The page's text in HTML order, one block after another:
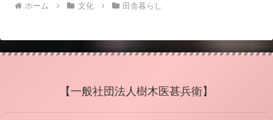
ホーム 文化 田舎暮らし
【一般社団法人樹木医甚兵衛】